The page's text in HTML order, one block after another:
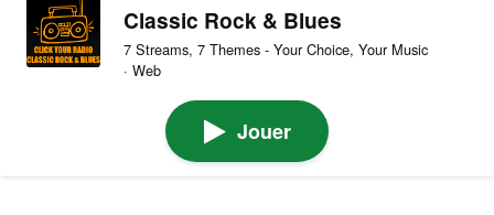
Classic Rock & Blues
7 Streams, 7 Themes - Your Choice, Your Music
· Web
Jouer